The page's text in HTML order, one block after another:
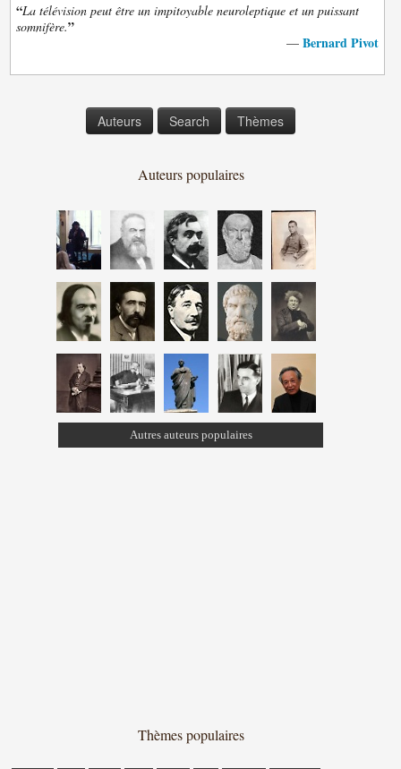
“La télévision peut être un impitoyable neuroleptique et un puissant
somnifère.”
— Bernard Pivot
Auteurs Search Thèmes
Auteurs populaires
Autres auteurs populaires
Thèmes populaires